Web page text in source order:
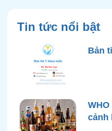
Tin tức nổi bật
Bản
cảnh